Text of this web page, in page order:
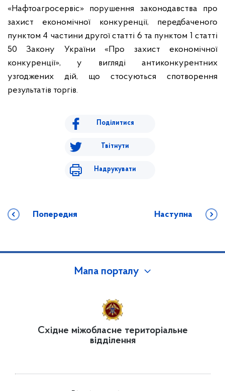
«Нафтоагросервіс» порушення законодавства про
захист економічної конкуренції, передбаченого
пунктом 4 частини другої статті 6 та пунктом 1 статті
50 Закону України «Про захист економічної
конкуренції», у вигляді антиконкурентних
узгоджених дій, що стосуються спотворення
результатів торгів.
Поділитися
Твітнути
Надрукувати
Попередня Наступна
Мапа порталу
Східне міжобласне територіальне
відділення